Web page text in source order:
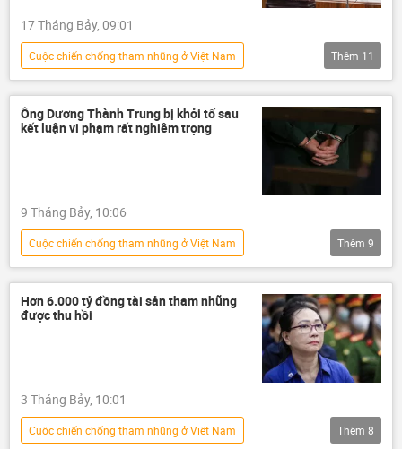
17 Tháng Bảy, 09:01
Сuộc chiến chống tham nhũng ở Việt Nam
Việt Nam
tham nhũng vặt
tham nhũng
Tham ô tài sản
tham ô
Kinh tế
tội phạm
Thêm 11
Ông Dương Thành Trung bị khởi tố sau
kết luận vi phạm rất nghiêm trọng
9 Tháng Bảy, 10:06
Сuộc chiến chống tham nhũng ở Việt Nam
Việt Nam
tham nhũng vặt
tham nhũng
Tham ô tài sản
tham ô
Thêm 9
Hơn 6.000 tỷ đồng tài sản tham nhũng
được thu hồi
3 Tháng Bảy, 10:01
Сuộc chiến chống tham nhũng ở Việt Nam
Thêm 8